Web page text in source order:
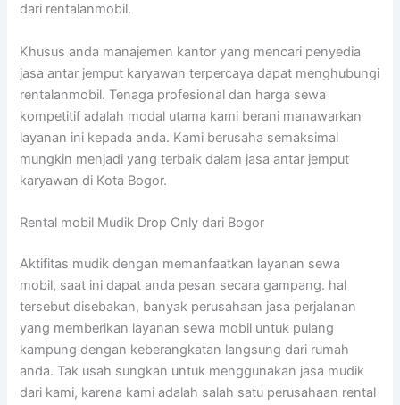
dari rentalanmobil.
Khusus anda manajemen kantor yang mencari penyedia
jasa antar jemput karyawan terpercaya dapat menghubungi
rentalanmobil. Tenaga profesional dan harga sewa
kompetitif adalah modal utama kami berani manawarkan
layanan ini kepada anda. Kami berusaha semaksimal
mungkin menjadi yang terbaik dalam jasa antar jemput
karyawan di Kota Bogor.
Rental mobil Mudik Drop Only dari Bogor
Aktifitas mudik dengan memanfaatkan layanan sewa
mobil, saat ini dapat anda pesan secara gampang. hal
tersebut disebakan, banyak perusahaan jasa perjalanan
yang memberikan layanan sewa mobil untuk pulang
kampung dengan keberangkatan langsung dari rumah
anda. Tak usah sungkan untuk menggunakan jasa mudik
dari kami, karena kami adalah salah satu perusahaan rental